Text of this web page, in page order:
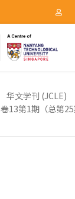
华文学刊 (JCLE)
13第1期（总第25